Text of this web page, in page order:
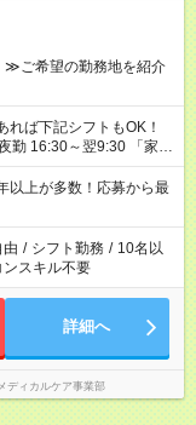
≫ご希望の勤務地を紹介
～翌9:30 「家族
飯の準備がしたい」
ご希望を教えてください
で週40時間を超える場
以上が多数！応募から最
由 / シフト勤務 / 10名以
ンスキル不要
詳細へ
ディカルケア事業部